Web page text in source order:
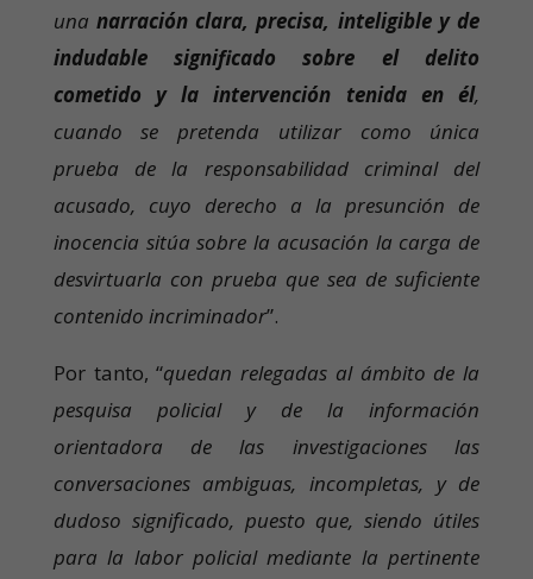
unanarración clara, precisa, inteligible y de
indudable significado sobre el delito
cometido y la intervención tenida en él,
cuando se pretenda utilizar como única
prueba de la responsabilidad criminal del
acusado, cuyo derecho a la presunción de
inocencia sitúa sobre la acusación la carga de
desvirtuarla con prueba que sea de suficiente
contenido incriminador”.
Por tanto, “quedan relegadas al ámbito de la
pesquisa policial y de la información
orientadora de las investigaciones las
conversaciones ambiguas, incompletas, y de
dudoso significado, puesto que, siendo útiles
para la labor policial mediante la pertinente